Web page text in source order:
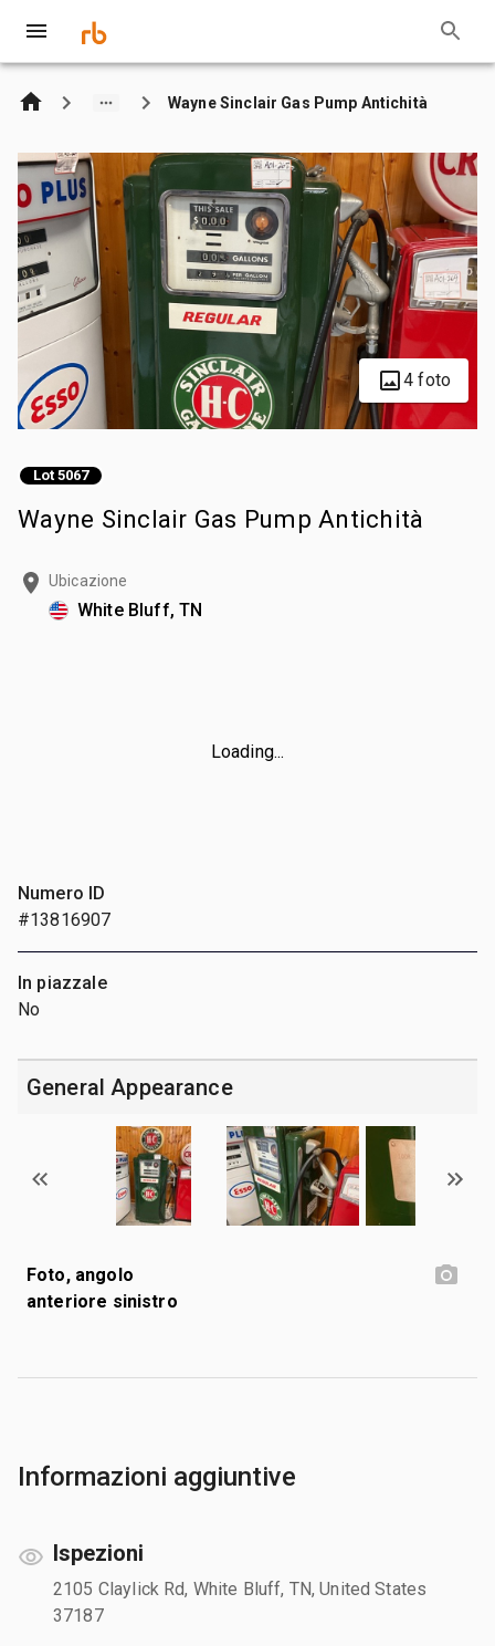
Wayne Sinclair Gas Pump Antichità
4 foto
Lot 5067
Wayne Sinclair Gas Pump Antichità
Ubicazione
White Bluff, TN
Loading...
Numero ID
#13816907
In piazzale
No
General Appearance
Foto, angolo
anteriore sinistro
Informazioni aggiuntive
Ispezioni
2105 Claylick Rd, White Bluff, TN, United States
37187